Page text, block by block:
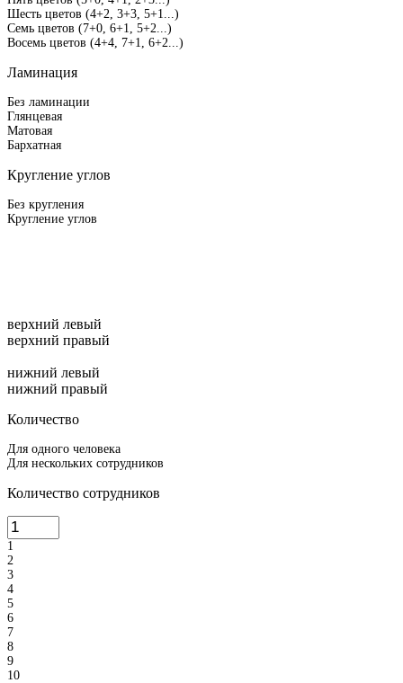
Шесть цветов (4+2, 3+3, 5+1...)
Семь цветов (7+0, 6+1, 5+2...)
Восемь цветов (4+4, 7+1, 6+2...)
Ламинация
Без ламинации
Глянцевая
Матовая
Бархатная
Кругление углов
Без кругления
Кругление углов
верхний левый
верхний правый
нижний левый
нижний правый
Количество
Для одного человека
Для нескольких сотрудников
Количество сотрудников
1
2
3
4
5
6
7
8
9
10